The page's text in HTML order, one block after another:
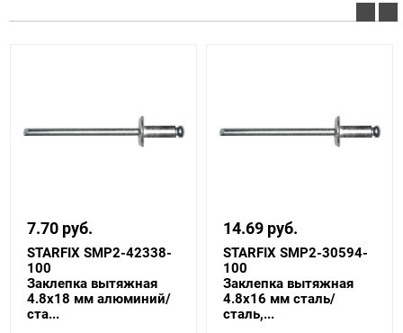
7.70 руб.
STARFIX SMP2-42338-
100
Заклепка вытяжная
4.8х18 мм алюминий/
ста...
14.69 руб.
STARFIX SMP2-30594-
100
Заклепка вытяжная
4.8х16 мм сталь/
сталь,...